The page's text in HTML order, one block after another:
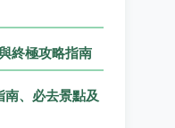
終極攻略指南
南、必去景點及